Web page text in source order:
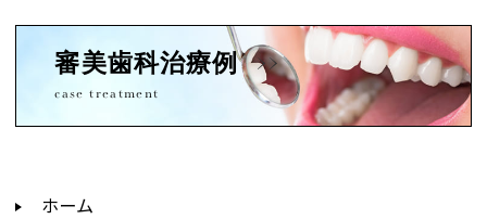
審美歯科治療例
case treatment
ホーム